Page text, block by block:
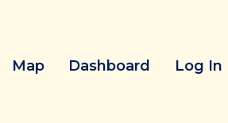
Map Dashboard Log In